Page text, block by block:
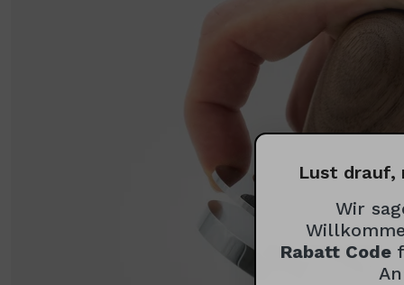
Lust drauf,
Wir
Rabatt Code